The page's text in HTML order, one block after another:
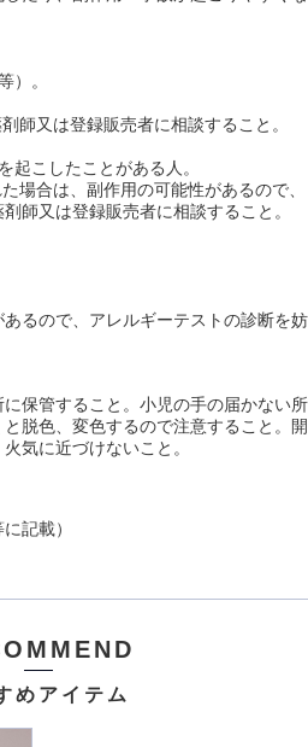
）。
師又は登録販売者に相談すること。
起こしたことがある人。
場合は、副作用の可能性があるので、
師又は登録販売者に相談すること。
るので、アレルギーテストの診断を妨
保管すること。小児の手の届かない所
脱色、変色するので注意すること。開
気に近づけないこと。
記載）
めアイテム